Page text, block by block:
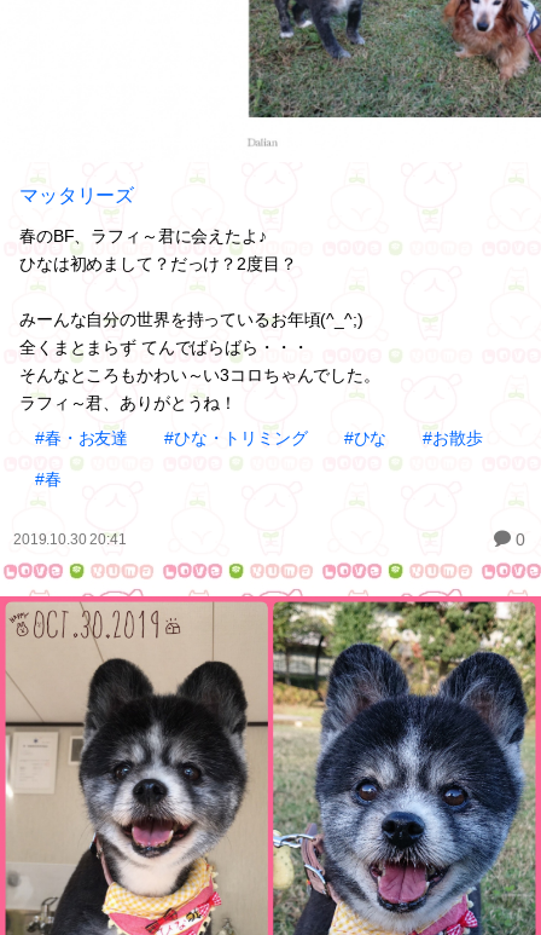
マッタリーズ
春のBF、ラフィ～君に会えたよ♪
ひなは初めまして？だっけ？2度目？
みーんな自分の世界を持っているお年頃(^_^;)
全くまとまらず てんでばらばら・・・
そんなところもかわい～い3コロちゃんでした。
ラフィ～君、ありがとうね！
#春・お友達
#ひな・トリミング #ひな #お散歩
#春
2019.10.30 20:41 0